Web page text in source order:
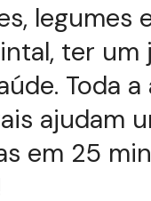
legumes
ter
Toda
ajudam
em 25